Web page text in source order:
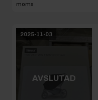
moms
2025-11-03
AVSLUTAD